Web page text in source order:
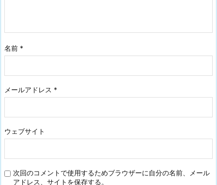
名前 *
メールアドレス *
ウェブサイト
次回のコメントで使用するためブラウザーに自分の名前、メール
アドレス、サイトを保存する。